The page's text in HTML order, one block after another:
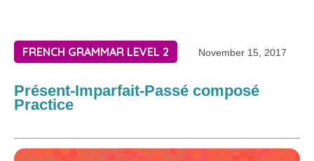
FRENCH GRAMMAR LEVEL 2 November 15, 2017
Présent-Imparfait-Passé composé
Practice